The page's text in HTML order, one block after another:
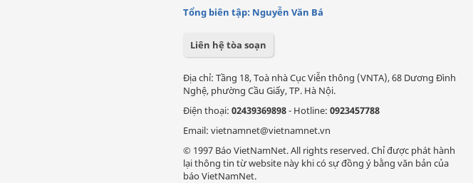
Tổng biên tập: Nguyễn Văn Bá
Liên hệ tòa soạn
Địa chỉ: Tầng 18, Toà nhà Cục Viễn thông (VNTA), 68 Dương Đình
Nghệ, phường Cầu Giấy, TP. Hà Nội.
Điện thoại: 02439369898- Hotline: 0923457788
Email: vietnamnet@vietnamnet.vn
© 1997 Báo VietNamNet. All rights reserved. Chỉ được phát hành
lại thông tin từ website này khi có sự đồng ý bằng văn bản của
báo VietNamNet.